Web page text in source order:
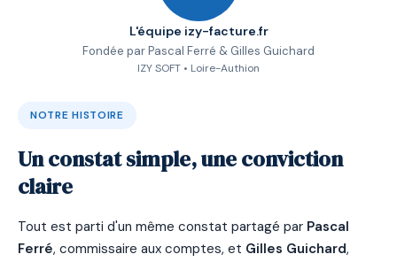
NOTRE HISTOIRE
Un constat simple, une conviction
claire
Tout est parti d'un même constat partagé par Pascal
Ferré, commissaire aux comptes, et Gilles Guichard,
L'équipe izy-facture.fr
Fondée par Pascal Ferré & Gilles Guichard
IZY SOFT • Loire-Authion